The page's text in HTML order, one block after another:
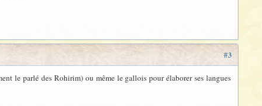
#3
le parlé des Rohirim) ou même le gallois pour élaborer ses langues